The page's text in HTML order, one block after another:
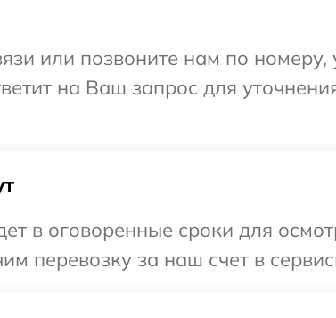
или позвоните нам по номеру,
на Ваш запрос для
в оговоренные сроки для
перевозку за наш счет в